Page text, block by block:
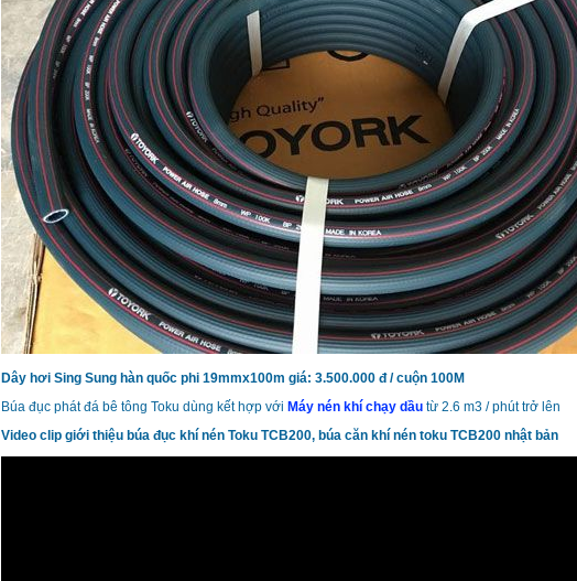
Dây hơi Sing Sung hàn quốc phi 19mmx100m giá: 3.500.000 đ / cuộn 100M
Búa đục phát đá bê tông Toku dùng kết hợp với Máy nén khí chạy dầutừ 2.6 m3 / phút trở lên
Video clip giới thiệu búa đục khí nén Toku TCB200, búa căn khí nén toku TCB200 nhật bản